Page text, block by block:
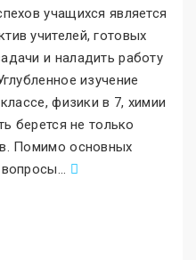
учащихся является
учителей, готовых
и наладить работу
изучение
физики в 7, химии
берется не только
Помимо основных
...